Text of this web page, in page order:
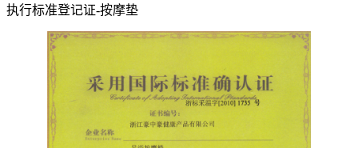
执行标准登记证-按摩垫